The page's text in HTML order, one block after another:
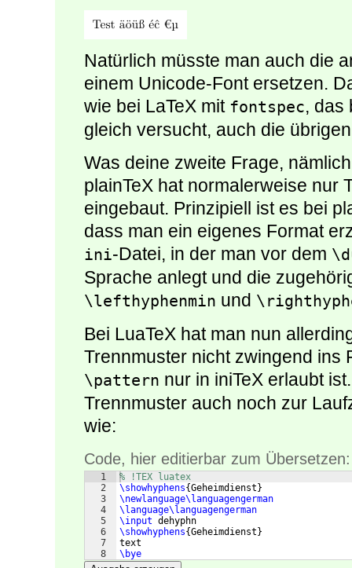
Natürlich müsste man auch die
einem Unicode-Font ersetzen.
wie bei LaTeX mit fontspec, das
gleich versucht, auch die
Was deine zweite Frage,
plainTeX hat normalerweise nur
eingebaut. Prinzipiell ist es bei
dass man ein eigenes Format
ini-Datei, in der man vor dem
Sprache anlegt und die
\lefthyphenmin und
Bei LuaTeX hat man nun
Trennmuster nicht zwingend ins
\pattern nur in iniTeX erlaubt
Trennmuster auch noch zur
wie:
Code, hier editierbar zum Übersetzen:
1
2
3
4
5
6
7
8
% !TEX luatex
\showhyphens{Geheimdienst }
\newlanguage\languagengerman
\language\languagengerman
\input dehyphn
\showhyphens{Geheimdienst }
text
\bye